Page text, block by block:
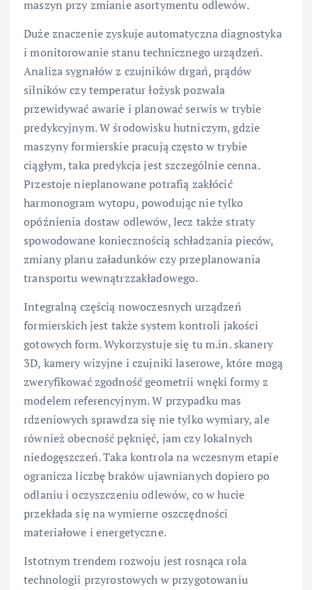
maszyn przy zmianie asortymentu odlewów.
Duże znaczenie zyskuje automatyczna diagnostyka
i monitorowanie stanu technicznego urządzeń.
Analiza sygnałów z czujników drgań, prądów
silników czy temperatur łożysk pozwala
przewidywać awarie i planować serwis w trybie
predykcyjnym. W środowisku hutniczym, gdzie
maszyny formierskie pracują często w trybie
ciągłym, taka predykcja jest szczególnie cenna.
Przestoje nieplanowane potrafią zakłócić
harmonogram wytopu, powodując nie tylko
opóźnienia dostaw odlewów, lecz także straty
spowodowane koniecznością schładzania pieców,
zmiany planu załadunków czy przeplanowania
transportu wewnątrzzakładowego.
Integralną częścią nowoczesnych urządzeń
formierskich jest także system kontroli jakości
gotowych form. Wykorzystuje się tu m.in. skanery
3D, kamery wizyjne i czujniki laserowe, które mogą
zweryfikować zgodność geometrii wnęki formy z
modelem referencyjnym. W przypadku mas
rdzeniowych sprawdza się nie tylko wymiary, ale
również obecność pęknięć, jam czy lokalnych
niedogęszczeń. Taka kontrola na wczesnym etapie
ogranicza liczbę braków ujawnianych dopiero po
odlaniu i oczyszczeniu odlewów, co w hucie
przekłada się na wymierne oszczędności
materiałowe i energetyczne.
Istotnym trendem rozwoju jest rosnąca rola
technologii przyrostowych w przygotowaniu